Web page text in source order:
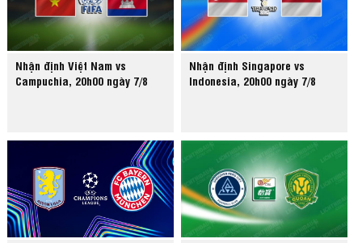
Nhận định Việt Nam vs
Campuchia, 20h00 ngày 7/8
Nhận định Singapore vs
Indonesia, 20h00 ngày 7/8